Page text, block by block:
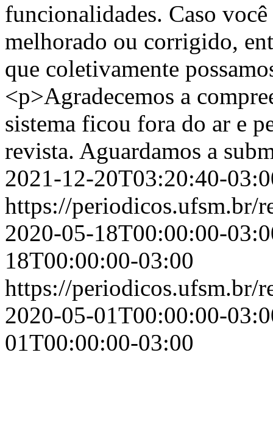
funcionalidades. Caso
melhorado ou corrigido,
que coletivamente
<p>Agradecemos a
sistema ficou fora do ar e
revista. Aguardamos a
2021-12-20T03:20:40-
https://periodicos.ufsm.br/
2020-05-18T00:00:00-
18T00:00:00-03:00
https://periodicos.ufsm.br/
2020-05-01T00:00:00-
01T00:00:00-03:00